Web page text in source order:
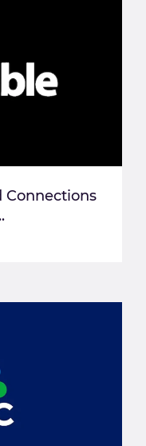
Connections